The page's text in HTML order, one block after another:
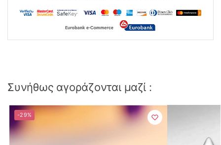
Συνήθως αγοράζονται μαζί :
-29%